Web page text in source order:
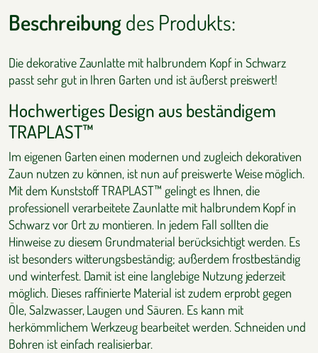
Beschreibungdes Produkts:
Die dekorative Zaunlatte mit halbrundem Kopf in Schwarz
passt sehr gut in Ihren Garten und ist äußerst preiswert!
Hochwertiges Design aus beständigem
TRAPLAST™
Im eigenen Garten einen modernen und zugleich dekorativen
Zaun nutzen zu können, ist nun auf preiswerte Weise möglich.
Mit dem Kunststoff TRAPLAST™ gelingt es Ihnen, die
professionell verarbeitete Zaunlatte mit halbrundem Kopf in
Schwarz vor Ort zu montieren. In jedem Fall sollten die
Hinweise zu diesem Grundmaterial berücksichtigt werden. Es
ist besonders witterungsbeständig; außerdem frostbeständig
und winterfest. Damit ist eine langlebige Nutzung jederzeit
möglich. Dieses raffinierte Material ist zudem erprobt gegen
Öle, Salzwasser, Laugen und Säuren. Es kann mit
herkömmlichem Werkzeug bearbeitet werden. Schneiden und
Bohren ist einfach realisierbar.